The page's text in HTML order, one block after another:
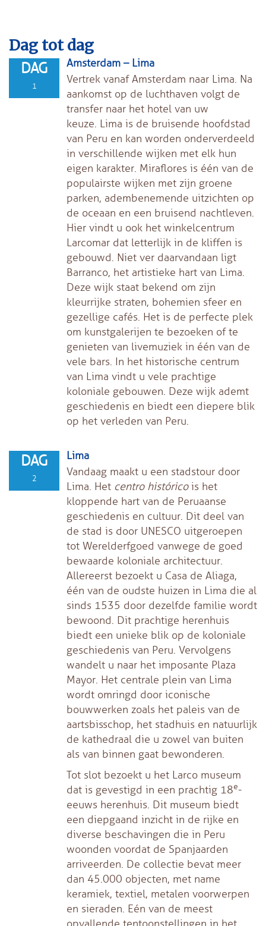
Dag tot dag
DAG
1
Amsterdam – Lima
Vertrek vanaf Amsterdam naar Lima. Na
aankomst op de luchthaven volgt de
transfer naar het hotel van uw
keuze. Lima is de bruisende hoofdstad
van Peru en kan worden onderverdeeld
in verschillende wijken met elk hun
eigen karakter. Miraflores is één van de
populairste wijken met zijn groene
parken, adembenemende uitzichten op
de oceaan en een bruisend nachtleven.
Hier vindt u ook het winkelcentrum
Larcomar dat letterlijk in de kliffen is
gebouwd. Niet ver daarvandaan ligt
Barranco, het artistieke hart van Lima.
Deze wijk staat bekend om zijn
kleurrijke straten, bohemien sfeer en
gezellige cafés. Het is de perfecte plek
om kunstgalerijen te bezoeken of te
genieten van livemuziek in één van de
vele bars. In het historische centrum
van Lima vindt u vele prachtige
koloniale gebouwen. Deze wijk ademt
geschiedenis en biedt een diepere blik
op het verleden van Peru.
DAG
2
Lima
Vandaag maakt u een stadstour door
Lima. Het centro históricois het
kloppende hart van de Peruaanse
geschiedenis en cultuur. Dit deel van
de stad is door UNESCO uitgeroepen
tot Werelderfgoed vanwege de goed
bewaarde koloniale architectuur.
Allereerst bezoekt u Casa de Aliaga,
één van de oudste huizen in Lima die al
sinds 1535 door dezelfde familie wordt
bewoond. Dit prachtige herenhuis
biedt een unieke blik op de koloniale
geschiedenis van Peru. Vervolgens
wandelt u naar het imposante Plaza
Mayor. Het centrale plein van Lima
wordt omringd door iconische
bouwwerken zoals het paleis van de
aartsbisschop, het stadhuis en natuurlijk
de kathedraal die u zowel van buiten
als van binnen gaat bewonderen.
Tot slot bezoekt u het Larco museum
dat is gevestigd in een prachtig 18e-
eeuws herenhuis. Dit museum biedt
een diepgaand inzicht in de rijke en
diverse beschavingen die in Peru
woonden voordat de Spanjaarden
arriveerden. De collectie bevat meer
dan 45.000 objecten, met name
keramiek, textiel, metalen voorwerpen
en sieraden. Eén van de meest